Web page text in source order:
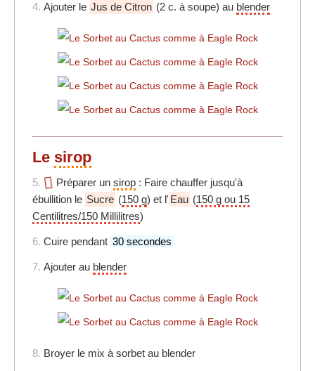
4. Ajouter le Jus de Citron (2 c. à soupe) au blender
Le sirop
5. Préparer un sirop : Faire chauffer jusqu'à
ébullition le Sucre (150 g) et l' Eau (150 g ou 15
Centilitres/150 Millilitres)
6. Cuire pendant 30 secondes
7. Ajouter au blender
8. Broyer le mix à sorbet au blender